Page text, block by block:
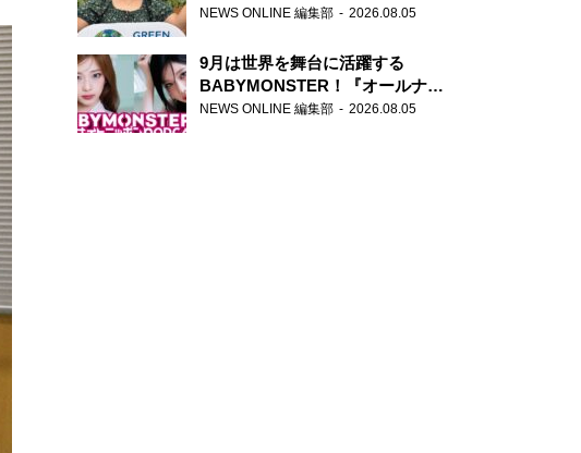
NEWS ONLINE 編集部 2026.08.05
9月は世界を舞台に活躍する
BABYMONSTER！『オールナイ
トニッポンPODCAST』月替わり
NEWS ONLINE 編集部 2026.08.05